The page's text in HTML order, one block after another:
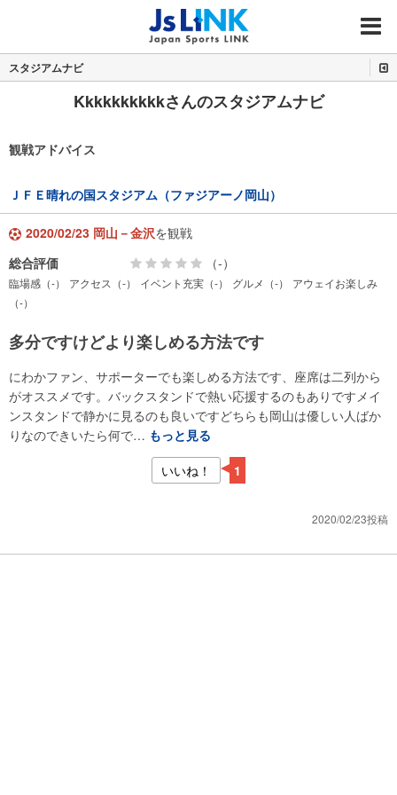
MENU
スタジアムナビ
Kkkkkkkkkkさんのスタジアムナビ
観戦アドバイス
ＪＦＥ晴れの国スタジアム（ファジアーノ岡山）
2020/02/23 岡山－金沢を観戦
総合評価
（-）
臨場感（-） アクセス（-） イベント充実（-） グルメ（-）
アウェイお楽しみ
（-）
多分ですけどより楽しめる方法です
にわかファン、サポーターでも楽しめる方法です、座席は二列から
がオススメです。バックスタンドで熱い応援するのもありですメイ
ンスタンドで静かに見るのも良いですどちらも岡山は優しい人ばか
りなのできいたら何で… もっと見る
いいね！
1
2020/02/23投稿